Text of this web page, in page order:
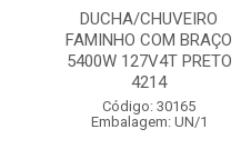
DUCHA/CHUVEIRO
FAMINHO COM BRAÇO
5400W 127V4T PRETO
4214
Código: 30165
Embalagem: UN/1